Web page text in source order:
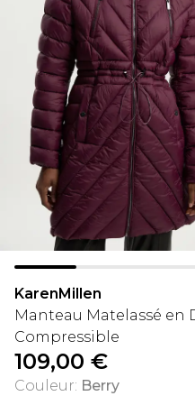
KarenMillen
Manteau Matelassé en
Compressible
109,00 €
Couleur: Berry